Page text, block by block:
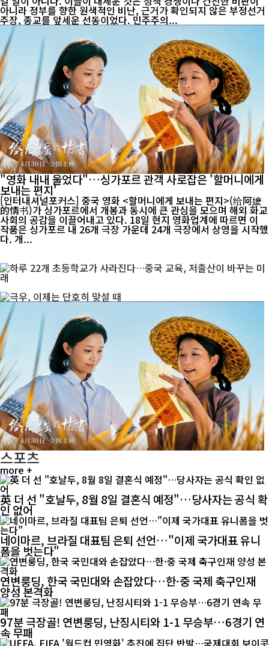
아니라 정부를 향한 원색적인 비난, 근거가 확인되지 않은 부정선거
주장, 종교를 앞세운 선동이었다. 민주주의...
"영화 내내 울었다"…싱가포르 관객 사로잡은 '할머니에게
보내는 편지'
[인터내셔널포커스] 중국 영화 <할머니에게 보내는 편지>(给阿嬷
的情书)가 싱가포르에서 개봉과 동시에 큰 관심을 모으며 해외 화교
사회의 공감을 이끌어내고 있다. 18일 현지 영화업계에 따르면 이
작품은 싱가포르 내 26개 극장 가운데 24개 극장에서 상영을 시작했
다. 개...
스포츠
more +
英 더 선 "호날두, 8월 8일 결혼식 예정"…당사자는 공식 확
인 없어
네이마르, 브라질 대표팀 은퇴 선언…"이제 국가대표 유니
폼을 벗는다"
연변룽딩, 한국 국민대와 손잡았다…한·중 국제 축구인재
양성 본격화
97분 극장골! 연변룽딩, 난징시티와 1-1 무승부…6경기 연
속 무패